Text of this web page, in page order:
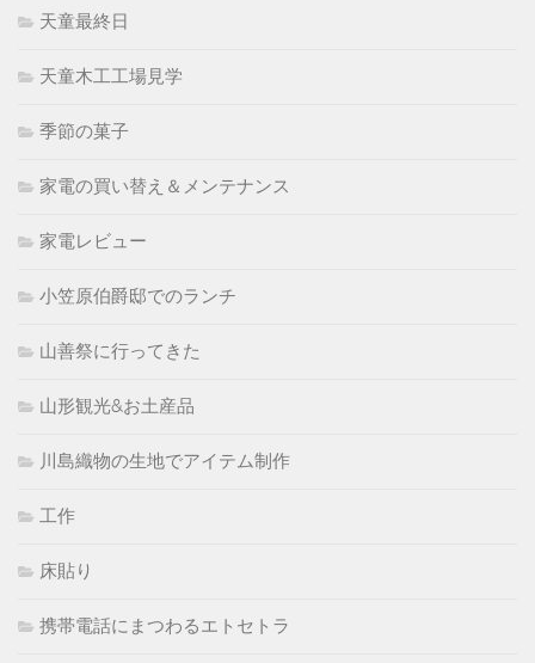
天童最終日
天童木工工場見学
季節の菓子
家電の買い替え＆メンテナンス
家電レビュー
小笠原伯爵邸でのランチ
山善祭に行ってきた
山形観光&お土産品
川島織物の生地でアイテム制作
工作
床貼り
携帯電話にまつわるエトセトラ